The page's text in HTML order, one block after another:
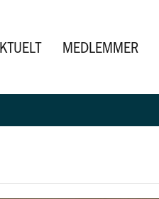
MEDLEMMER